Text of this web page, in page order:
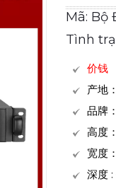
Mã: Bộ
Tình
价钱
产地
品牌
高度
宽度
深度 :